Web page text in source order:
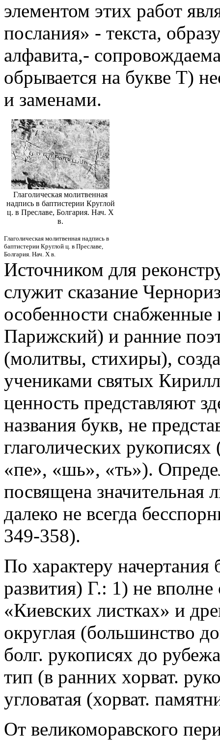
элементом этих работ
послания» - текста,
алфавита,-
обрывается на букве Т)
и заменами.
Глаголическая молитвенная
надпись в баптистерии Круглой
ц. в Преславе, Болгария. Нач. Х
в.
Глаголическая молитвенная надпись в
баптистерии Круглой ц. в Преславе,
Болгария. Нач. Х в.
Источником для
служит сказание
особенности снабженные
Парижский) и ранние
(молитвы, стихиры),
учениками святых
ценность представляют
названия букв, не
глаголических
«пе», «шь», «ть»).
посвящена значительная
далеко не всегда
349-358).
По характеру начертания
развития) Г.: 1) не вполне
«Киевских листках» и
округлая (большинство
болг. рукописях до
тип (в ранних хорват.
угловатая (хорват.
От великоморавского